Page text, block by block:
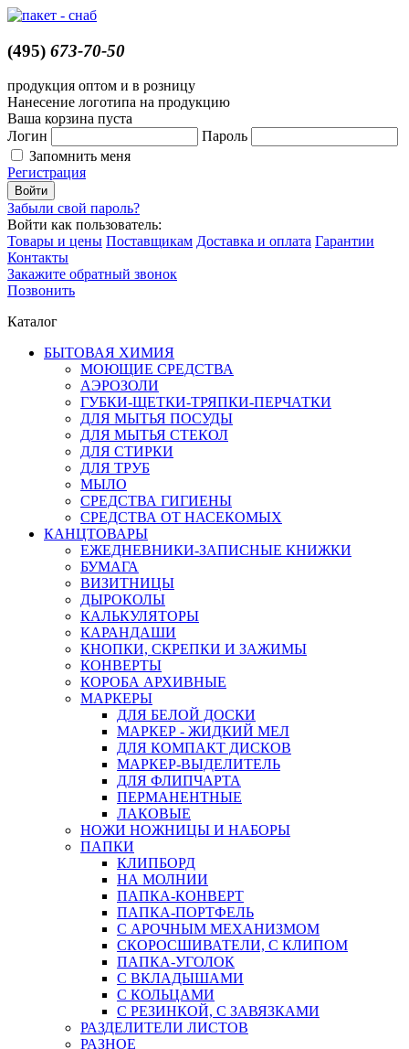
(495) 673-70-50
продукция оптом и в розницу
Нанесение логотипа на продукцию
Ваша корзина пуста
Логин
Пароль
Запомнить меня
Регистрация
Забыли свой пароль?
Войти как пользователь:
Товары и цены Поставщикам Доставка и оплата Гарантии
Контакты
Закажите обратный звонок
Позвонить
Каталог
БЫТОВАЯ ХИМИЯ
МОЮЩИЕ СРЕДСТВА
АЭРОЗОЛИ
ГУБКИ-ЩЕТКИ-ТРЯПКИ-ПЕРЧАТКИ
ДЛЯ МЫТЬЯ ПОСУДЫ
ДЛЯ МЫТЬЯ СТЕКОЛ
ДЛЯ СТИРКИ
ДЛЯ ТРУБ
МЫЛО
СРЕДСТВА ГИГИЕНЫ
СРЕДСТВА ОТ НАСЕКОМЫХ
КАНЦТОВАРЫ
ЕЖЕДНЕВНИКИ-ЗАПИСНЫЕ КНИЖКИ
БУМАГА
ВИЗИТНИЦЫ
ДЫРОКОЛЫ
КАЛЬКУЛЯТОРЫ
КАРАНДАШИ
КНОПКИ, СКРЕПКИ И ЗАЖИМЫ
КОНВЕРТЫ
КОРОБА АРХИВНЫЕ
МАРКЕРЫ
ДЛЯ БЕЛОЙ ДОСКИ
МАРКЕР - ЖИДКИЙ МЕЛ
ДЛЯ КОМПАКТ ДИСКОВ
МАРКЕР-ВЫДЕЛИТЕЛЬ
ДЛЯ ФЛИПЧАРТА
ПЕРМАНЕНТНЫЕ
ЛАКОВЫЕ
НОЖИ НОЖНИЦЫ И НАБОРЫ
ПАПКИ
КЛИПБОРД
НА МОЛНИИ
ПАПКА-КОНВЕРТ
ПАПКА-ПОРТФЕЛЬ
С АРОЧНЫМ МЕХАНИЗМОМ
СКОРОСШИВАТЕЛИ, С КЛИПОМ
ПАПКА-УГОЛОК
С ВКЛАДЫШАМИ
С КОЛЬЦАМИ
С РЕЗИНКОЙ, С ЗАВЯЗКАМИ
РАЗДЕЛИТЕЛИ ЛИСТОВ
РАЗНОЕ